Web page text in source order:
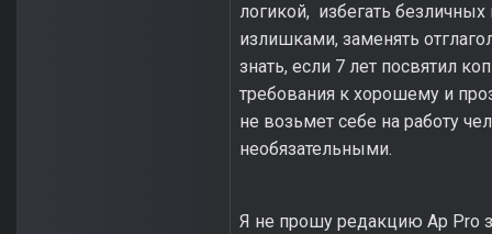
логикой, избегать безличных
излишками, заменять
знать, если 7 лет посвятил
требования к хорошему и
не возьмет себе на работу
необязательными.
Я не прошу редакцию Ap Pro